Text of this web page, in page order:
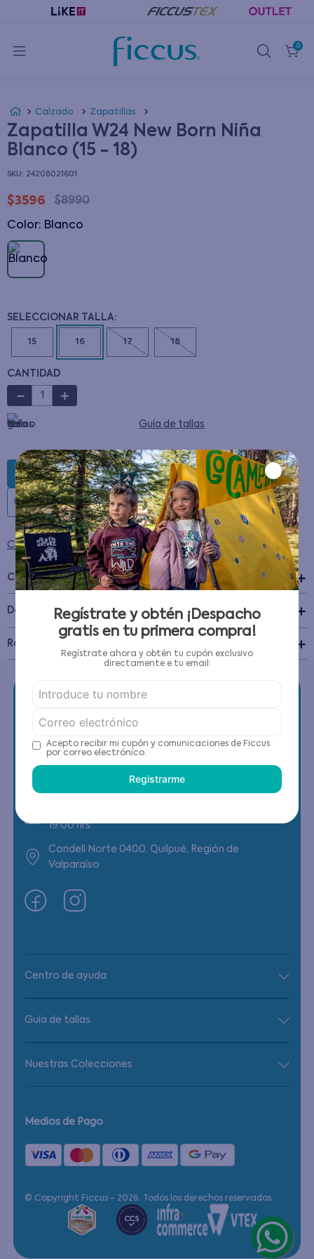
0
Calzado Zapatillas
Zapatilla W24 New Born Niña
Blanco (15 - 18)
: 24208021601
$3596 $8990
Color: blanco
15 16 17 18
CANTIDAD
＋
－
Guía de tallas
AGREGAR AL CARRITO
Condiciones para cambios y devoluciones
Características
Detalles del Producto +
Recomendaciones de cuidado
Contáctanos
(22) 6178818 - Compras Internet
19:00 hrs
Condell Norte 0400, Quilpué, Región de
Valparaíso
Centro de ayuda
Guía de tallas
Nuestras Colecciones
Medios de Pago
© Copyright Ficcus - 2026. Todos los derechos reservados.
Regístrate y obtén ¡Despacho
gratis en tu primera compra!
Regístrate ahora y obtén tu cupón exclusivo
directamente e tu email:
Acepto recibir mi cupón y comunicaciones de Ficcus
por correo electrónico.
Registrarme